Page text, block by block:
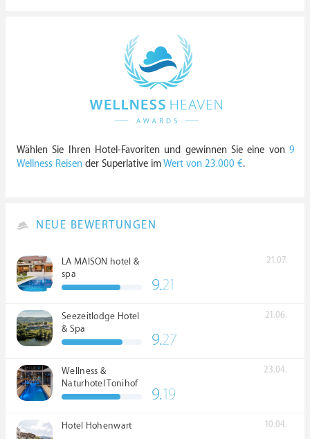
Wählen Sie Ihren Hotel-Favoriten und gewinnen Sie eine von 9
Wellness Reisen der Superlative imWert von 23.000 €.
NEUE BEWERTUNGEN
LA MAISON hotel &
spa
21.07.
9.21
Seezeitlodge Hotel
& Spa
21.06.
9.27
Wellness &
Naturhotel Tonihof
****S
23.04.
9.19
Hotel Hohenwart 10.04.